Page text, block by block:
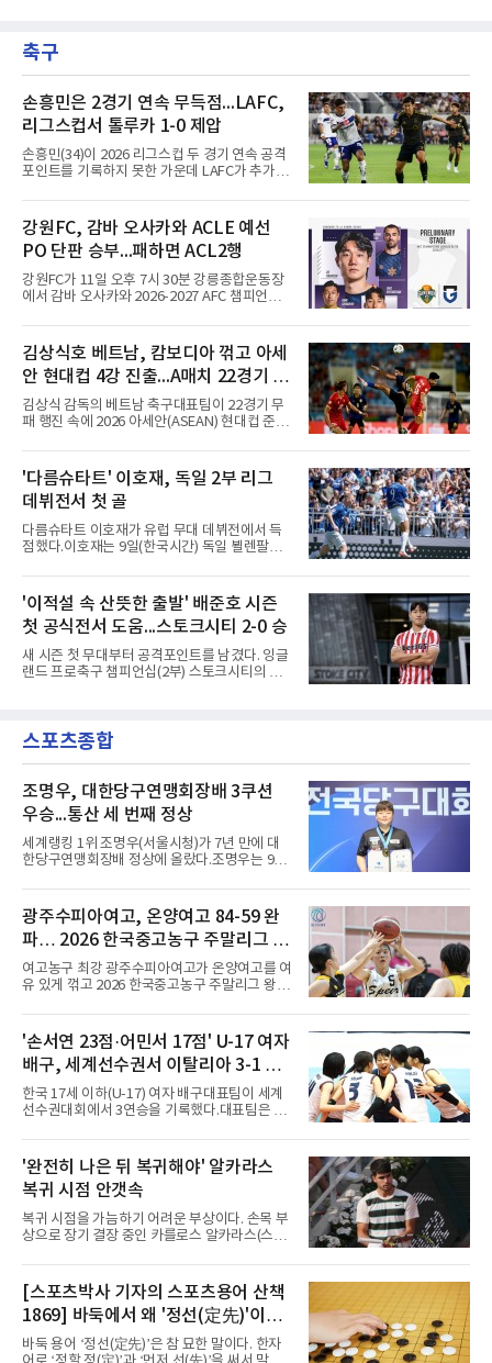
에서 이탈하는 아픔을 겪었고, 이어진 2026시즌
초중반에도 실전 감각 회복
은 0.301로 하락했다. 1회와 4회 유격수 땅볼, 7
회 2루수 땅볼로 물러났고 9회초 대수비와 교체
데다 7회 6실점이 겹쳐 0-8로 졌다.샌디에이고
파드리스 송성문은 휴스턴 애스트로스와의 홈경
기에 결장했다. 샌디에이고는 3-2로 이겼다.
축구
손흥민은 2경기 연속 무득점...LAFC,
리그스컵서 톨루카 1-0 제압
손흥민(34)이 2026 리그스컵 두 경기 연속 공격
포인트를 기록하지 못한 가운데 LAFC가 추가시
간) 미국 로스앤젤레스 BMO 스타디움에서 열린
멕시코 리가 MX 톨루카와의 조별리그 2차전에
최전방 공격수로 선발 출전했으나 슈팅 없이 후
반 23분 주드 테리와 교체됐다. 북중미 월드컵
이후 MLS 4경기 연속 골을 넣었던 그는 지난 6
일 치바스 과달라하라전에 이어 침묵했다.전반
1분 다비드 마르티네스가 얻은 페널티킥은 비디
이컵 샤펠버그의 크로스가 걷혀 나오자 에디 세
구라가 페널티아크 왼쪽에서 오
강원FC, 감바 오사카와 ACLE 예선
PO 단판 승부...패하면 ACL2행
강원FC가 11일 오후 7시 30분 강릉종합운동장
에서 감바 오사카와 2026-2027 AFC 챔피언스
승자는 ACLE 본선에 오르고 패자는 2부 격 대회
인 AFC 챔피언스리그2(ACL2)로 향한다. 강원은
2024시즌 K리그1 준우승 자격으로 나선 지난 시
즌 ACLE에서 창단 첫 아시아 무대를 경험하며
16강에 진출했고, 2025시즌 리그 5위로 이번 출
전권을 얻었다.감바 오사카는 2025-2026시즌
ACL2 결승에서 크리스티아누 호날두의 소속팀
기세도 좋다.최근 리그 2연패로 상승세가 끊긴
강원은 이번 승리로 반등을 노린다. 김대
김상식호 베트남, 캄보디아 꺾고 아세
안 현대컵 4강 진출...A매치 22경기 무
패 질주
김상식 감독의 베트남 축구대표팀이 22경기 무
패 행진 속에 2026 아세안(ASEAN) 현대컵 준결
딘 국립경기장에서 열린 캄보디아와의 조별리그
A조 4차전에서 응우옌 딘 박의 2골과 상대 자책
골을 묶어 3-1로 이겼다. 3승 1무 승점 10으로
싱가포르(승점 8)를 제치고 조 1위를 차지했고,
A매치 연속 무패는 22경기(19승 3무)로 늘렸다.
종전 자국 기록은 18경기였다.2년마다 열리는
현대컵은 '동남아의 월드컵'으로 불리며, 스즈키
패와 통산 4번째 우승을 노린다.준결승 상대 말
레이시아는 8일 필리핀을 1-0
'다름슈타트' 이호재, 독일 2부 리그
데뷔전서 첫 골
다름슈타트 이호재가 유럽 무대 데뷔전에서 득
점했다.이호재는 9일(한국시간) 독일 뵐렌팔토
2027시즌 2.분데스리가(2부) 개막전에서 0-2로
뒤진 후반 추격골을 넣었다. 후반 15분 핀 라켄
마허와 교체 투입된 그는 후반 31분 페널티지역
오른쪽에서 카이 클레피시의 패스를 받아 오른
발 슈팅으로 마무리했다.다름슈타트는 후반 41
분 알렉산다르 부코티치의 동점골로 승점 1을
챙겼다. 홀슈타인 킬은 전반 8분 기예르모 발지,
활용한 제공권과 문전 슈팅이 강점인 정통 스트
라이커로, K리그1 포항 스틸러스에서
'이적설 속 산뜻한 출발' 배준호 시즌
첫 공식전서 도움...스토크시티 2-0 승
새 시즌 첫 무대부터 공격포인트를 남겼다. 잉글
랜드 프로축구 챔피언십(2부) 스토크시티의 배
의 2026-2027시즌 잉글랜드 풋볼리그컵(EFL
컵) 1라운드에서 팀의 2-0 승리에 쐐기를 박는
다. 1-0으로 앞서던 후반 21분 그라운드를 밟은
그는 후반 37분 상대 수비 라인 사이를 찌르는
전진 패스를 건넸고, 이를 받은 로베르트 보제니
크가 단독 드리블 끝에 오른발 슈팅으로 골망을
흔들었다.시점도 좋았다. 프랑스 올랭피크 리옹
이적설이 도는 배준호는 시즌 첫
스포츠종합
조명우, 대한당구연맹회장배 3쿠션
우승...통산 세 번째 정상
세계랭킹 1위 조명우(서울시청)가 7년 만에 대
한당구연맹회장배 정상에 올랐다.조명우는 9일
'SOOP과 함께하는 2026 대한당구연맹회장배
전국당구대회' 캐롬 3쿠션 남자부 결승에서 송
윤도(홍성고부설방통고)를 50-36으로 꺾었다.
유소년 시절 '조명우 키즈'로 성장한 후배와의 대
결이었다.2017년 이 대회에서 만 19세 5개월로
국내 성인 3쿠션 최연소 우승을 기록한 그는
2019년에 이어 통산 세 번째 우승을 거뒀다. 조
정승일(서울당구연맹), 이범열(시흥시체육회).
여자 3쿠션 일반부에서는 허채원(서울당
광주수피아여고, 온양여고 84-59 완
파… 2026 한국중고농구 주말리그 왕
중왕전 2연패 순항
여고농구 최강 광주수피아여고가 온양여고를 여
유 있게 꺾고 2026 한국중고농구 주말리그 왕중
수피아여고는 9일 전남 해남 동백체육관에서 열
린 대회 여고부 예선리그 B조 첫 경기에서 온양
여고를 84-59로 완파했다.광주수피아여고는 김
사랑이 24점, 김담희가 20점을 올리며 공격을
이끌었다. 두 선수는 팀 득점의 절반 이상을 합작
하며 승리를 견인했다.이로써 광주수피아여고는
첫 경기부터 25점 차 승리를 거두며 대회 2연패
누르고 8강에 진출했다. 용산고는 이승민이 22
점을 기록하며 공격을 주도했고
'손서연 23점·어민서 17점' U-17 여자
배구, 세계선수권서 이탈리아 3-1 완
파...조별리그 3연승
한국 17세 이하(U-17) 여자 배구대표팀이 세계
선수권대회에서 3연승을 기록했다.대표팀은 9
FIVB U-17 여자 세계선수권대회 조별리그 D조
3차전에서 이탈리아를 3-1(25-14 25-19 13-25
25-20)로 꺾었다. 푸에르토리코, 대만에 이은 3
연승으로 승점 9를 쌓아 조 1위에 올랐다. 24개
팀이 6개 팀씩 4개 조로 나뉘어 조별리그를 치르
며 각 조 상위 4개 팀이 16강에 진출한다.지난해
U-16 아시아선수권 우승으로 처음 이 대회에 나
종반 점수 차를 벌려 승점 3을 챙겼다.블로킹은
7-16으로 밀렸지만 한국보다
'완전히 나은 뒤 복귀해야' 알카라스
복귀 시점 안갯속
복귀 시점을 가늠하기 어려운 부상이다. 손목 부
상으로 장기 결장 중인 카를로스 알카라스(스페
을지 관심이 쏠린다.얀니크 신네르(이탈리아)와
정상을 다투던 알카라스는 지난 4월 바르셀로나
오픈 이후 넉 달째 남자프로테니스(ATP) 투어 경
기에 나서지 못하고 있다. 9일 영국 BBC 등에 따
르면 그는 손목 힘줄을 감싸는 활막에 염증이 생
기는 건초염을 앓고 있다.이 부상이 까다로운 이
[스포츠박사 기자의 스포츠용어 산책
1869] 바둑에서 왜 '정선(定先)'이라
말할까
바둑 용어 ‘정선(定先)’은 참 묘한 말이다. 한자